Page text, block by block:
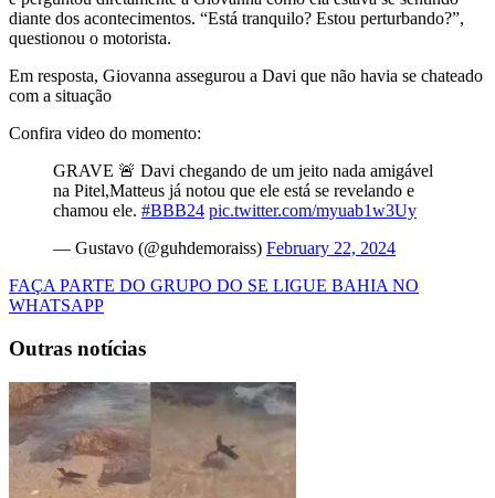
diante dos acontecimentos. “Está tranquilo? Estou perturbando?”,
questionou o motorista.
Em resposta, Giovanna assegurou a Davi que não havia se chateado
com a situação
Confira video do momento:
GRAVE 🚨 Davi chegando de um jeito nada amigável
na Pitel,Matteus já notou que ele está se revelando e
chamou ele. #BBB24 pic.twitter.com/myuab1w3Uy
— Gustavo (@guhdemoraiss) February 22, 2024
FAÇA PARTE DO GRUPO DO SE LIGUE BAHIA NO
WHATSAPP
Outras notícias